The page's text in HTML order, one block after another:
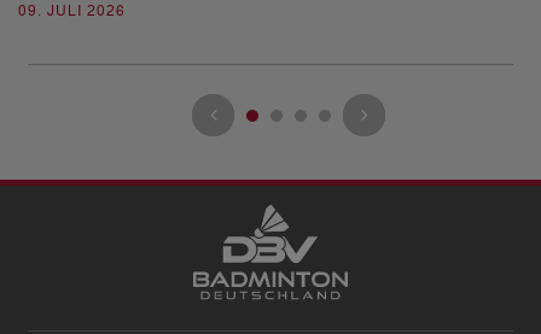
09. JULI 2026